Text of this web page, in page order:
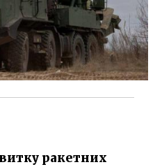
ракетних